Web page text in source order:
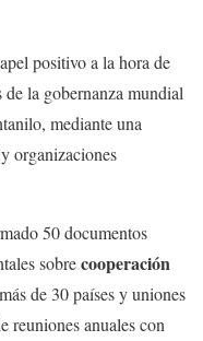
positivo a la hora de
la gobernanza mundial
mediante una
organizaciones
50 documentos
sobrecooperación
de 30 países y uniones
reuniones anuales con